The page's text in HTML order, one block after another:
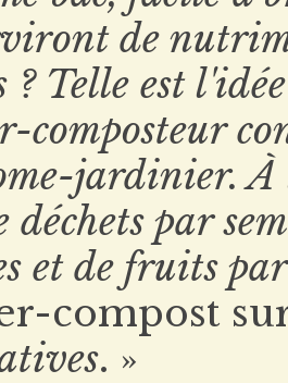
de
? Telle est
composteur
jardinier. À
déchets par
et de fruits
compost
. »